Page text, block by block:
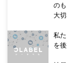
のも
大
私
を